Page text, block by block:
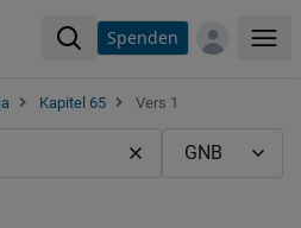
Spenden
Kapitel 65 Vers 1